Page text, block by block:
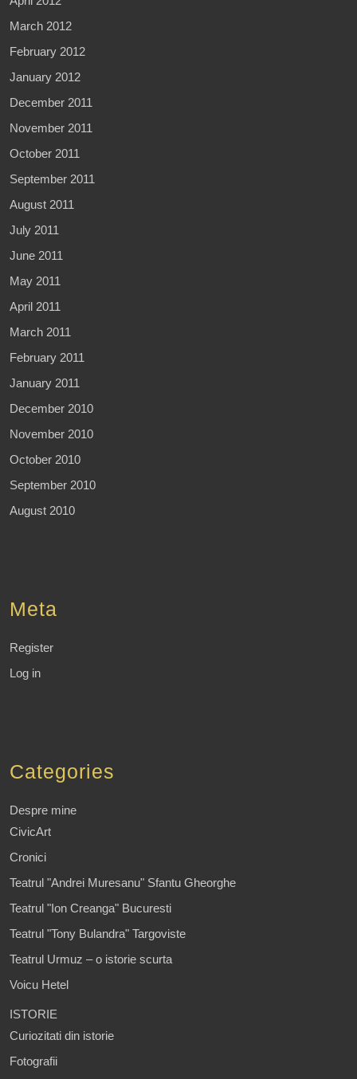
March 2012
February 2012
January 2012
December 2011
November 2011
October 2011
September 2011
August 2011
July 2011
June 2011
May 2011
April 2011
March 2011
February 2011
January 2011
December 2010
November 2010
October 2010
September 2010
August 2010
Meta
Register
Log in
Categories
Despre mine
CivicArt
Cronici
Teatrul "Andrei Muresanu" Sfantu Gheorghe
Teatrul "Ion Creanga" Bucuresti
Teatrul "Tony Bulandra" Targoviste
Teatrul Urmuz – o istorie scurta
Voicu Hetel
ISTORIE
Curiozitati din istorie
Fotografii